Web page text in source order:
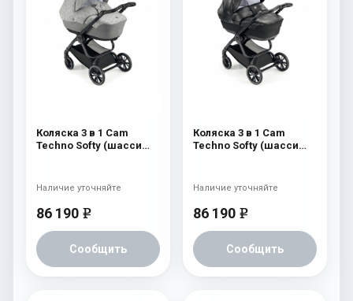
Коляска 3 в 1 Cam
Techno Softy (шасси
86 190 e
Сообщить
Наличие уточняйте
Коляска 3 в 1 Cam
Techno Softy (шасси
86 190 e
Сообщить
Наличие уточняйте